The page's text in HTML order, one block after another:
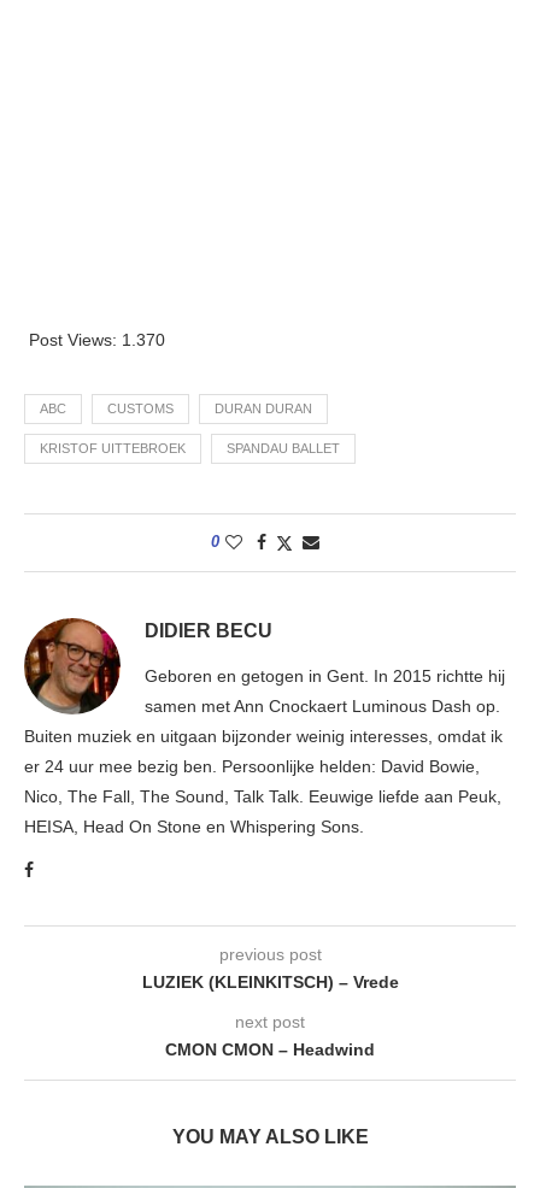
Post Views: 1.370
ABC CUSTOMS DURAN DURAN
KRISTOF UITTEBROEK SPANDAU BALLET
0
DIDIER BECU
Geboren en getogen in Gent. In 2015 richtte hij
samen met Ann Cnockaert Luminous Dash op.
Buiten muziek en uitgaan bijzonder weinig interesses, omdat ik
er 24 uur mee bezig ben. Persoonlijke helden: David Bowie,
Nico, The Fall, The Sound, Talk Talk. Eeuwige liefde aan Peuk,
HEISA, Head On Stone en Whispering Sons.
previous post
LUZIEK (KLEINKITSCH) – Vrede
next post
CMON CMON – Headwind
YOU MAY ALSO LIKE